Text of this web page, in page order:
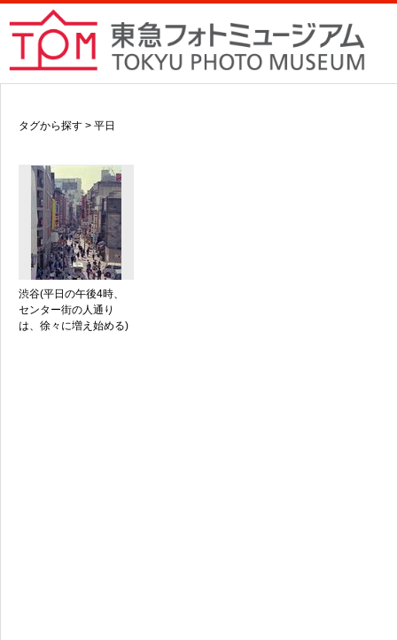
タグから探す > 平日
渋谷(平日の午後4時、
センター街の人通り
は、徐々に増え始める)